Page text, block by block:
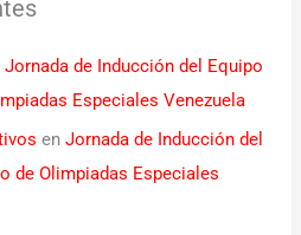
Jornada de Inducción del Equipo
Especiales Venezuela
enJornada de Inducción del
de Olimpiadas Especiales